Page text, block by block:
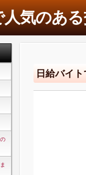
気のあ
日給バイ